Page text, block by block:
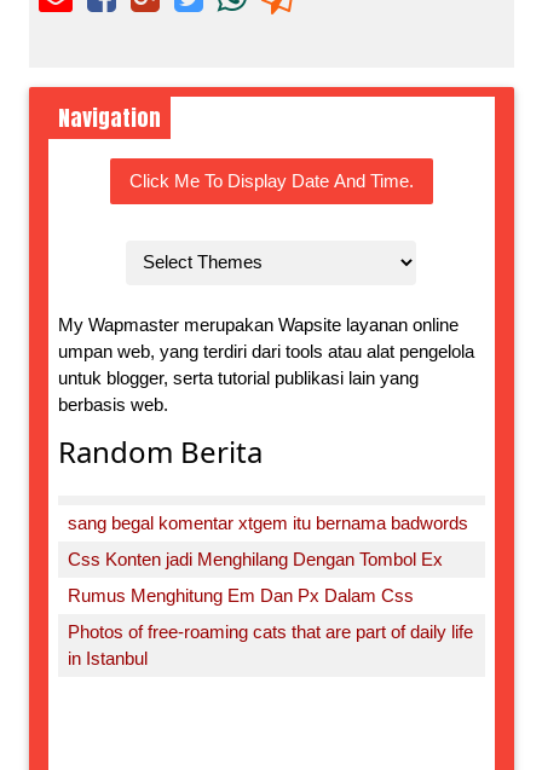
Navigation
Click Me To Display Date And Time.
My Wapmaster merupakan Wapsite layanan online
umpan web, yang terdiri dari tools atau alat pengelola
untuk blogger, serta tutorial publikasi lain yang
berbasis web.
Random Berita
sang begal komentar xtgem itu bernama badwords
Css Konten jadi Menghilang Dengan Tombol Ex
Rumus Menghitung Em Dan Px Dalam Css
Photos of free-roaming cats that are part of daily life
in Istanbul